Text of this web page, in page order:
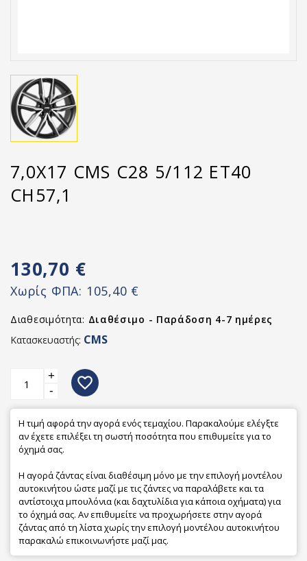
7,0X17 CMS C28 5/112 ET40
CH57,1
130,70 €
Χωρίς ΦΠΑ: 105,40 €
Διαθεσιμότητα: Διαθέσιμο - Παράδοση 4-7 ημέρες
Κατασκευαστής: CMS
+
-
favorite_border
Η τιμή αφορά την αγορά ενός τεμαχίου. Παρακαλούμε ελέγξτε
αν έχετε επιλέξει τη σωστή ποσότητα που επιθυμείτε για το
όχημά σας.
Η αγορά ζάντας είναι διαθέσιμη μόνο με την επιλογή μοντέλου
αυτοκινήτου ώστε μαζί με τις ζάντες να παραλάβετε και τα
αντίστοιχα μπουλόνια (και δαχτυλίδια για κάποια οχήματα) για
το όχημά σας. Αν επιθυμείτε να προχωρήσετε στην αγορά
ζάντας από τη λίστα χωρίς την επιλογή μοντέλου αυτοκινήτου
παρακαλώ επικοινωνήστε μαζί μας.